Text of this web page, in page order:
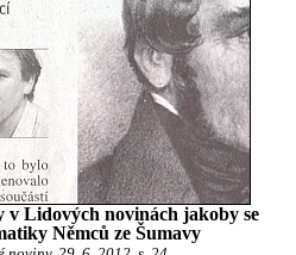
v Lidových novinách jakoby se
Němců ze Šumavy